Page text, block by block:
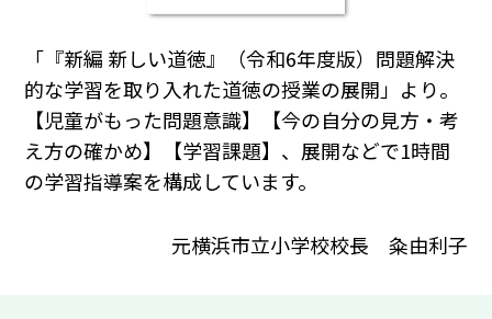
「『新編 新しい道徳』（令和6年度版）問題解決
的な学習を取り入れた道徳の授業の展開」より。
【児童がもった問題意識】【今の自分の見方・考
え方の確かめ】【学習課題】、展開などで1時間
の学習指導案を構成しています。
元横浜市立小学校校長 粂由利子